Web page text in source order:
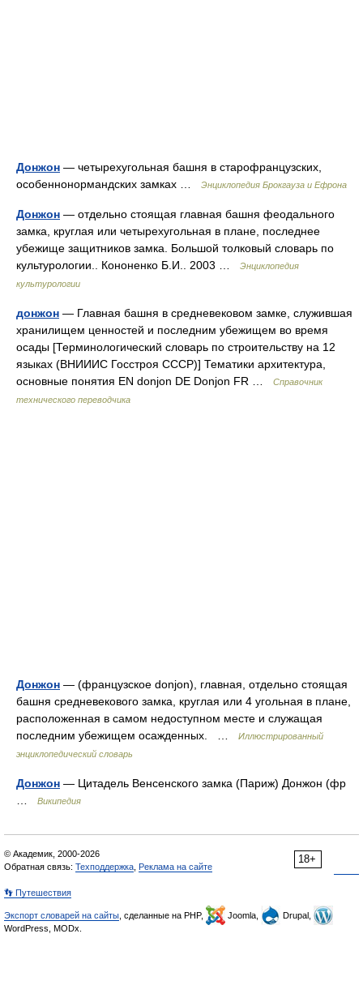
Донжон — четырехугольная башня в старофранцузских,
особеннонормандских замках …
Энциклопедия Брокгауза и Ефрона
Донжон — отдельно стоящая главная башня феодального
замка, круглая или четырехугольная в плане, последнее
убежище защитников замка. Большой толковый словарь по
культурологии.. Кононенко Б.И.. 2003 …
Энциклопедия
культурологии
донжон — Главная башня в средневековом замке, служившая
хранилищем ценностей и последним убежищем во время
осады [Терминологический словарь по строительству на 12
языках (ВНИИИС Госстроя СССР)] Тематики архитектура,
основные понятия EN donjon DE Donjon FR …
Справочник
технического переводчика
Донжон — (французское donjon), главная, отдельно стоящая
башня средневекового замка, круглая или 4 угольная в плане,
расположенная в самом недоступном месте и служащая
последним убежищем осажденных. …
Иллюстрированный
энциклопедический словарь
Донжон — Цитадель Венсенского замка (Париж) Донжон (фр
Википедия
18+
© Академик, 2000-2026
Обратная связь: Техподдержка Реклама на сайте
👣 Путешествия
Экспорт словарей на сайты , сделанные на PHP, Joomla,
Drupal,
WordPress, MODx.